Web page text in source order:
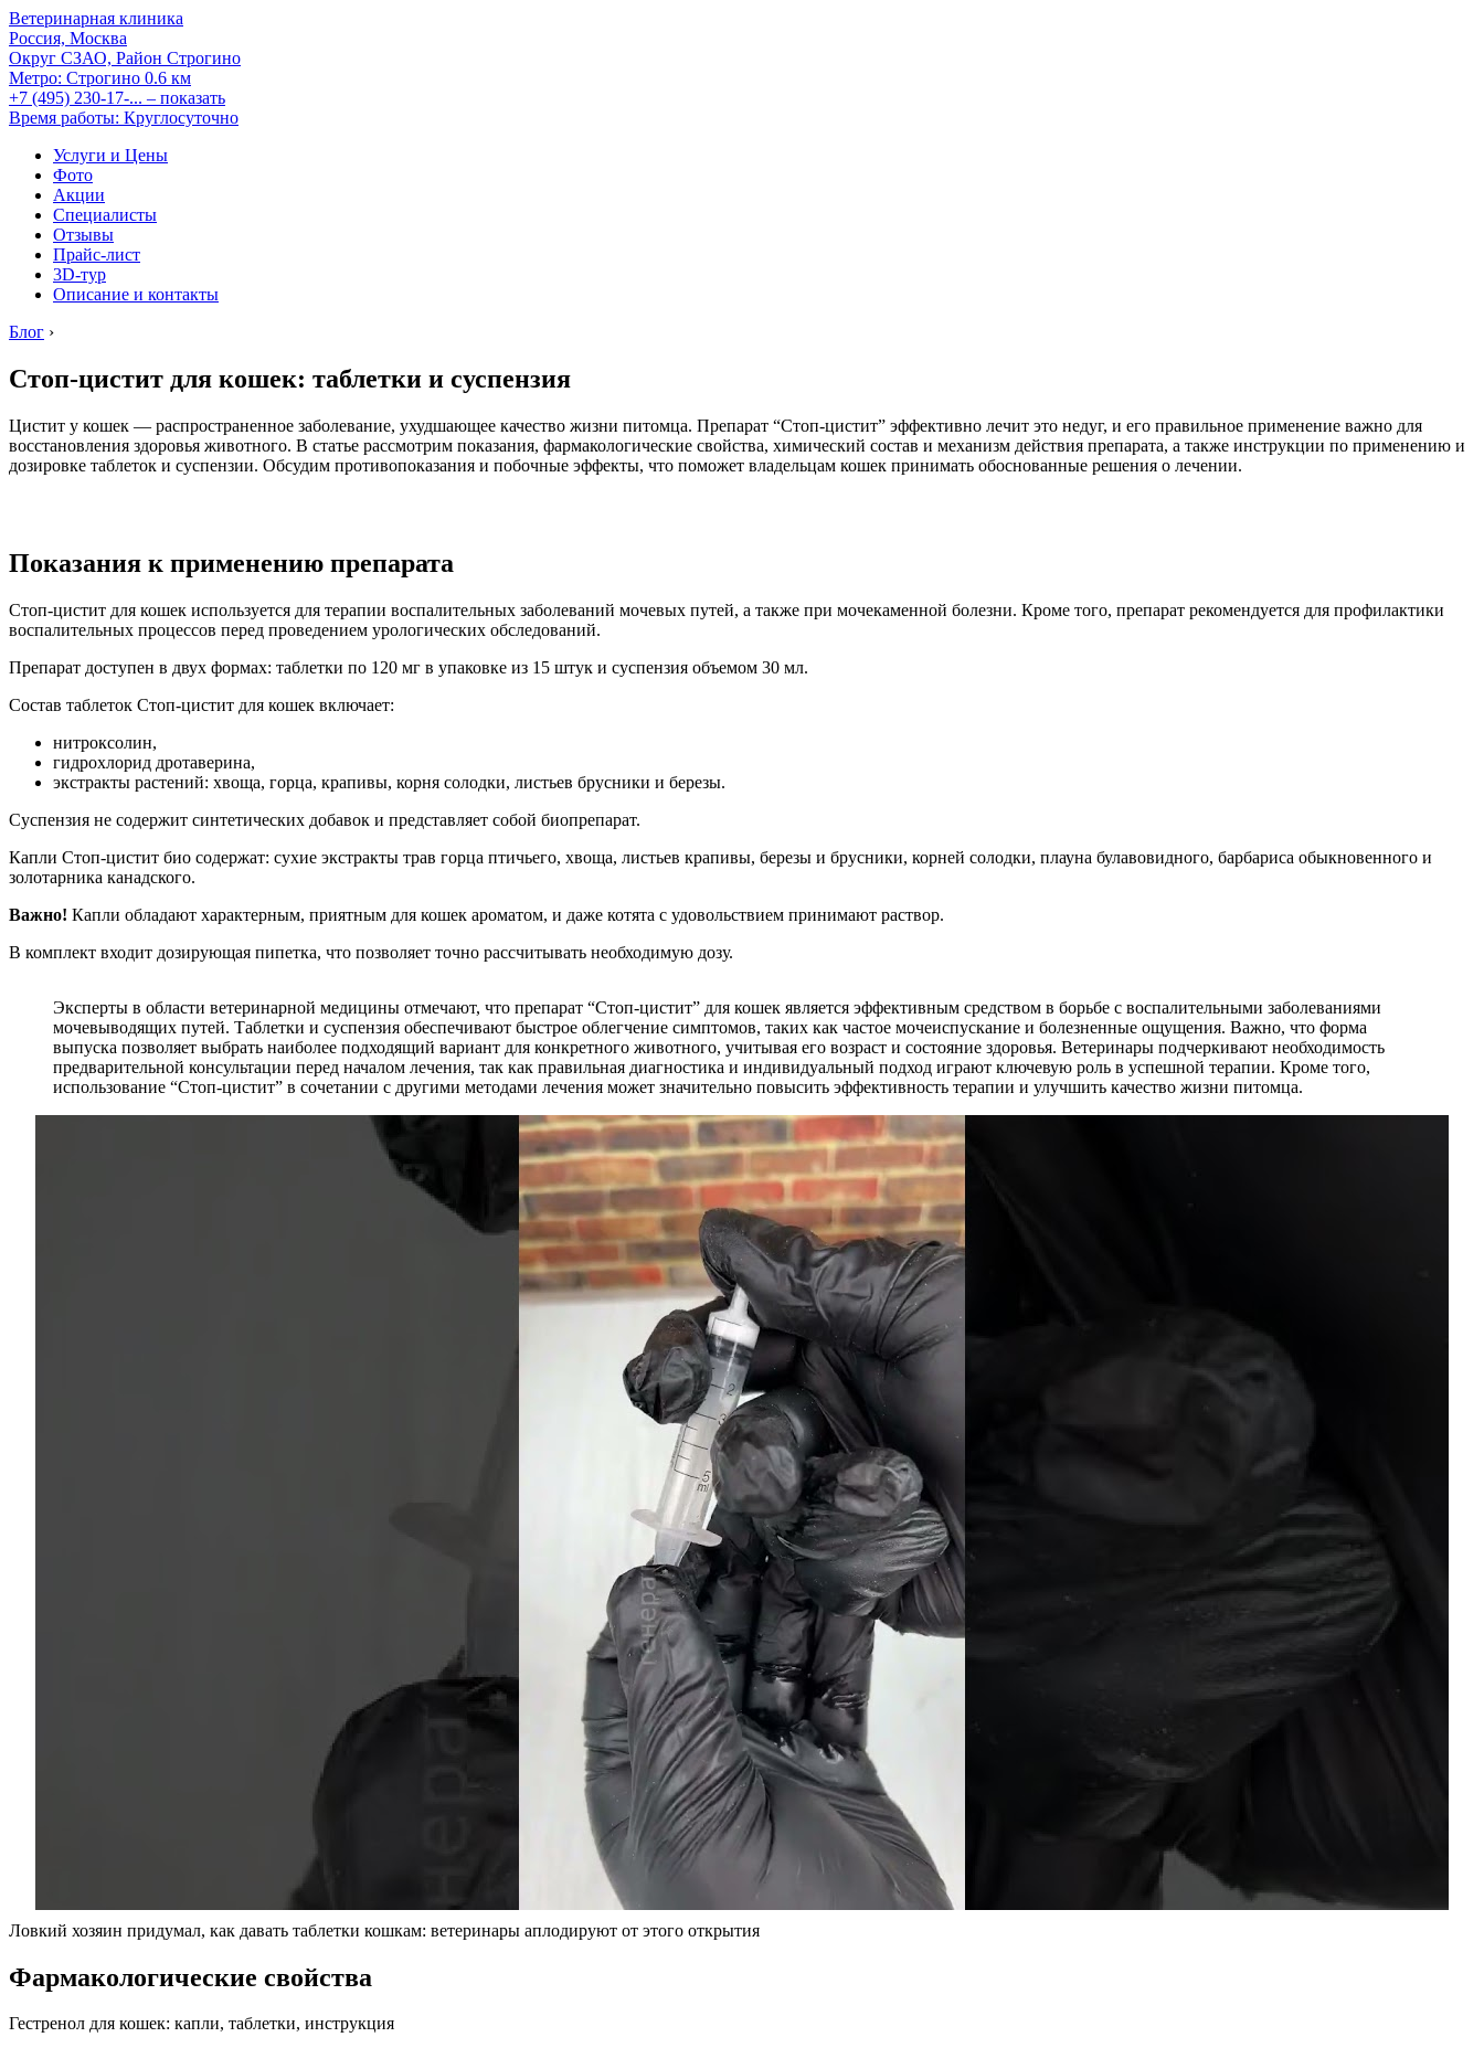
Ветеринарная клиника
Россия, Москва
Округ СЗАО, Район Строгино
Метро: Строгино 0.6 км
+7 (495) 230-17-... – показать
Время работы: Круглосуточно
Услуги и Цены
Фото
Акции
Специалисты
Отзывы
Прайс-лист
3D-тур
Описание и контакты
Блог ›
Стоп-цистит для кошек: таблетки и суспензия
Цистит у кошек — распространенное заболевание, ухудшающее качество жизни питомца. Препарат “Стоп-цистит” эффективно лечит это недуг, и его правильное применение важно для
восстановления здоровья животного. В статье рассмотрим показания, фармакологические свойства, химический состав и механизм действия препарата, а также инструкции по применению и
дозировке таблеток и суспензии. Обсудим противопоказания и побочные эффекты, что поможет владельцам кошек принимать обоснованные решения о лечении.
Показания к применению препарата
Стоп-цистит для кошек используется для терапии воспалительных заболеваний мочевых путей, а также при мочекаменной болезни. Кроме того, препарат рекомендуется для профилактики
воспалительных процессов перед проведением урологических обследований.
Препарат доступен в двух формах: таблетки по 120 мг в упаковке из 15 штук и суспензия объемом 30 мл.
Состав таблеток Стоп-цистит для кошек включает:
нитроксолин,
гидрохлорид дротаверина,
экстракты растений: хвоща, горца, крапивы, корня солодки, листьев брусники и березы.
Суспензия не содержит синтетических добавок и представляет собой биопрепарат.
Капли Стоп-цистит био содержат: сухие экстракты трав горца птичьего, хвоща, листьев крапивы, березы и брусники, корней солодки, плауна булавовидного, барбариса обыкновенного и
золотарника канадского.
Важно! Капли обладают характерным, приятным для кошек ароматом, и даже котята с удовольствием принимают раствор.
В комплект входит дозирующая пипетка, что позволяет точно рассчитывать необходимую дозу.
Эксперты в области ветеринарной медицины отмечают, что препарат “Стоп-цистит” для кошек является эффективным средством в борьбе с воспалительными заболеваниями
мочевыводящих путей. Таблетки и суспензия обеспечивают быстрое облегчение симптомов, таких как частое мочеиспускание и болезненные ощущения. Важно, что форма
выпуска позволяет выбрать наиболее подходящий вариант для конкретного животного, учитывая его возраст и состояние здоровья. Ветеринары подчеркивают необходимость
предварительной консультации перед началом лечения, так как правильная диагностика и индивидуальный подход играют ключевую роль в успешной терапии. Кроме того,
использование “Стоп-цистит” в сочетании с другими методами лечения может значительно повысить эффективность терапии и улучшить качество жизни питомца.
Ловкий хозяин придумал, как давать таблетки кошкам: ветеринары аплодируют от этого открытия
Фармакологические свойства
Гестренол для кошек: капли, таблетки, инструкция